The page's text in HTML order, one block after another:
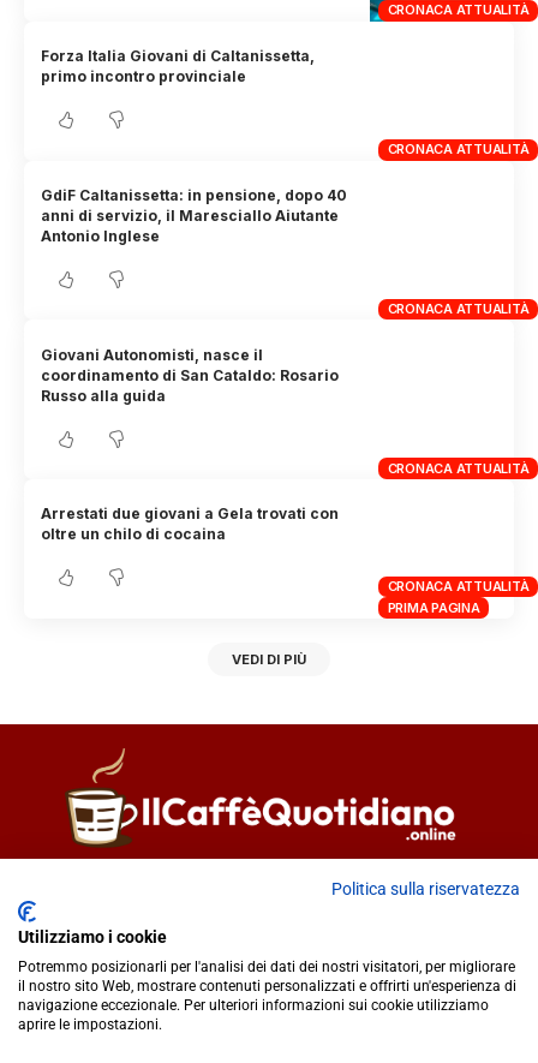
CRONACA ATTUALITÀ
CRONACA ATTUALITÀ
Forza Italia Giovani di Caltanissetta,
primo incontro provinciale
CRONACA ATTUALITÀ
GdiF Caltanissetta: in pensione, dopo 40
anni di servizio, il Maresciallo Aiutante
Antonio Inglese
CRONACA ATTUALITÀ
Giovani Autonomisti, nasce il
coordinamento di San Cataldo: Rosario
Russo alla guida
CRONACA ATTUALITÀ
PRIMA PAGINA
Arrestati due giovani a Gela trovati con
oltre un chilo di cocaina
VEDI DI PIÙ
Fiorella Falci
redazione@ilcaffequotidiano.online
C.F. 92076900858
Chi siamo
Politica sulla riservatezza
Utilizziamo i cookie
Potremmo posizionarli per l'analisi dei dati dei nostri visitatori, per migliorare
il nostro sito Web, mostrare contenuti personalizzati e offrirti un'esperienza di
navigazione eccezionale. Per ulteriori informazioni sui cookie utilizziamo
aprire le impostazioni.